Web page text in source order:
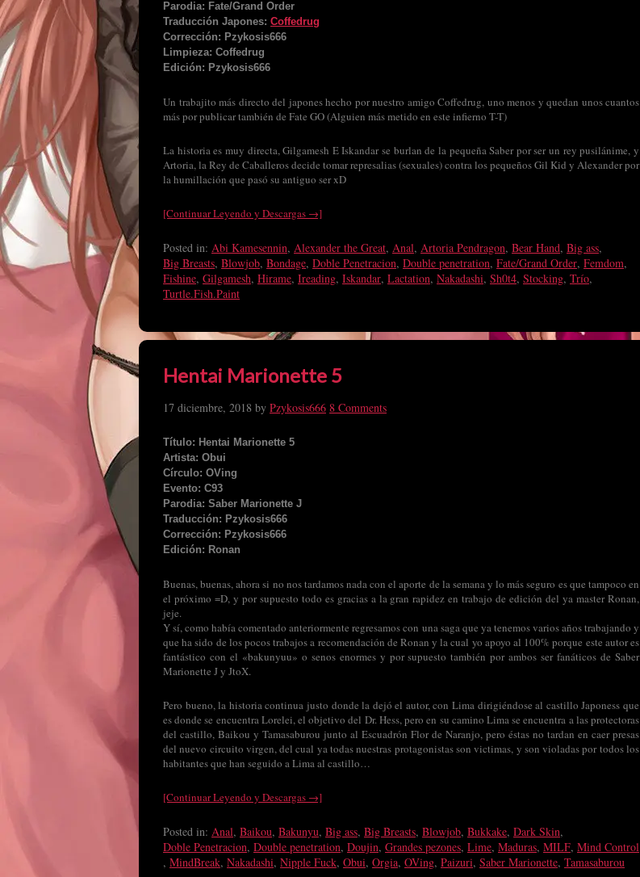
Parodia: Fate/Grand Order
Traducción Japones: Coffedrug
Corrección: Pzykosis666
Limpieza: Coffedrug
Edición: Pzykosis666
Un trabajito más directo del japones hecho por nuestro amigo Coffedrug, uno menos y quedan unos cuantos
más por publicar también de Fate GO (Alguien más metido en este infierno T-T)
La historia es muy directa, Gilgamesh E Iskandar se burlan de la pequeña Saber por ser un rey pusilánime, y
Artoria, la Rey de Caballeros decide tomar represalias (sexuales) contra los pequeños Gil Kid y Alexander por
la humillación que pasó su antiguo ser xD
[Continuar Leyendo y Descargas →]
Posted in: Abi Kamesennin, Alexander the Great, Anal, Artoria Pendragon, Bear Hand, Big ass,
Big Breasts, Blowjob, Bondage, Doble Penetracion, Double penetration, Fate/Grand Order, Femdom,
Fishine, Gilgamesh, Hirame, Ireading, Iskandar, Lactation, Nakadashi, Sh0t4, Stocking, Trío,
Turtle.Fish.Paint
Hentai Marionette 5
17 diciembre, 2018 by Pzykosis666 8 Comments
Título: Hentai Marionette 5
Artista: Obui
Círculo: OVing
Evento: C93
Parodia: Saber Marionette J
Traducción: Pzykosis666
Corrección: Pzykosis666
Edición: Ronan
Buenas, buenas, ahora si no nos tardamos nada con el aporte de la semana y lo más seguro es que tampoco en
el próximo =D, y por supuesto todo es gracias a la gran rapidez en trabajo de edición del ya master Ronan,
jeje.
Y sí, como había comentado anteriormente regresamos con una saga que ya tenemos varios años trabajando y
que ha sido de los pocos trabajos a recomendación de Ronan y la cual yo apoyo al 100% porque este autor es
fantástico con el «bakunyuu» o senos enormes y por supuesto también por ambos ser fanáticos de Saber
Marionette J y JtoX.
Pero bueno, la historia continua justo donde la dejó el autor, con Lima dirigiéndose al castillo Japoness que
es donde se encuentra Lorelei, el objetivo del Dr. Hess, pero en su camino Lima se encuentra a las protectoras
del castillo, Baikou y Tamasaburou junto al Escuadrón Flor de Naranjo, pero éstas no tardan en caer presas
del nuevo circuito virgen, del cual ya todas nuestras protagonistas son victimas, y son violadas por todos los
habitantes que han seguido a Lima al castillo…
[Continuar Leyendo y Descargas →]
Posted in: Anal, Baikou, Bakunyu, Big ass, Big Breasts, Blowjob, Bukkake, Dark Skin,
Doble Penetracion, Double penetration, Doujin, Grandes pezones, Lime, Maduras, MILF, Mind Control
, MindBreak, Nakadashi, Nipple Fuck, Obui, Orgia, OVing, Paizuri, Saber Marionette, Tamasaburou